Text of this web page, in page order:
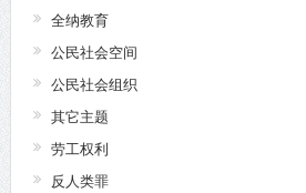
全纳教育
公民社会空间
公民社会组织
其它主题
劳工权利
反人类罪